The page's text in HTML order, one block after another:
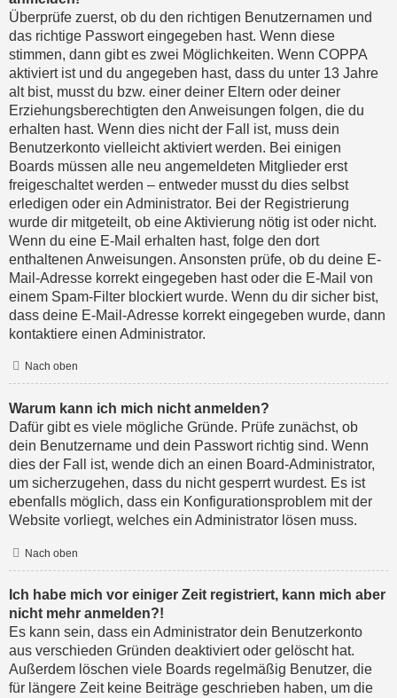
Überprüfe zuerst, ob du den richtigen Benutzernamen und
das richtige Passwort eingegeben hast. Wenn diese
stimmen, dann gibt es zwei Möglichkeiten. Wenn COPPA
aktiviert ist und du angegeben hast, dass du unter 13 Jahre
alt bist, musst du bzw. einer deiner Eltern oder deiner
Erziehungsberechtigten den Anweisungen folgen, die du
erhalten hast. Wenn dies nicht der Fall ist, muss dein
Benutzerkonto vielleicht aktiviert werden. Bei einigen
Boards müssen alle neu angemeldeten Mitglieder erst
freigeschaltet werden – entweder musst du dies selbst
erledigen oder ein Administrator. Bei der Registrierung
wurde dir mitgeteilt, ob eine Aktivierung nötig ist oder nicht.
Wenn du eine E-Mail erhalten hast, folge den dort
enthaltenen Anweisungen. Ansonsten prüfe, ob du deine E-
Mail-Adresse korrekt eingegeben hast oder die E-Mail von
einem Spam-Filter blockiert wurde. Wenn du dir sicher bist,
dass deine E-Mail-Adresse korrekt eingegeben wurde, dann
kontaktiere einen Administrator.
Nach oben
Warum kann ich mich nicht anmelden?
Dafür gibt es viele mögliche Gründe. Prüfe zunächst, ob
dein Benutzername und dein Passwort richtig sind. Wenn
dies der Fall ist, wende dich an einen Board-Administrator,
um sicherzugehen, dass du nicht gesperrt wurdest. Es ist
ebenfalls möglich, dass ein Konfigurationsproblem mit der
Website vorliegt, welches ein Administrator lösen muss.
Nach oben
Ich habe mich vor einiger Zeit registriert, kann mich aber
nicht mehr anmelden?!
Es kann sein, dass ein Administrator dein Benutzerkonto
aus verschieden Gründen deaktiviert oder gelöscht hat.
Außerdem löschen viele Boards regelmäßig Benutzer, die
für längere Zeit keine Beiträge geschrieben haben, um die